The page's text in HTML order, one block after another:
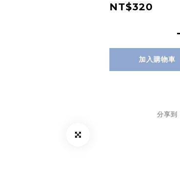
NT$320
加入購物車
分享到